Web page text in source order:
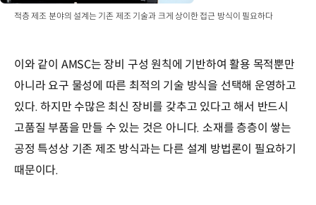
적층 제조 분야의 설계는 기존 제조 기술과 크게 상이한 접근 방식이 필요하다
이와 같이 AMSC는 장비 구성 원칙에 기반하여 활용 목적뿐만
아니라 요구 물성에 따른 최적의 기술 방식을 선택해 운영하고
있다. 하지만 수많은 최신 장비를 갖추고 있다고 해서 반드시
고품질 부품을 만들 수 있는 것은 아니다. 소재를 층층이 쌓는
공정 특성상 기존 제조 방식과는 다른 설계 방법론이 필요하기
때문이다.